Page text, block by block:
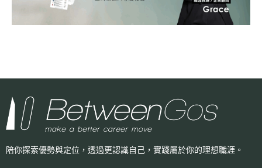
陪你探索優勢與定位，透過更認識自己， 實踐屬於你的理想職涯。